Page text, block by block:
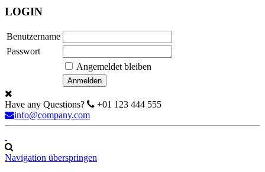
LOGIN
Benutzername
Passwort
Angemeldet bleiben
Have any Questions?
+01 123 444 555
info@company.com
Navigation überspringen